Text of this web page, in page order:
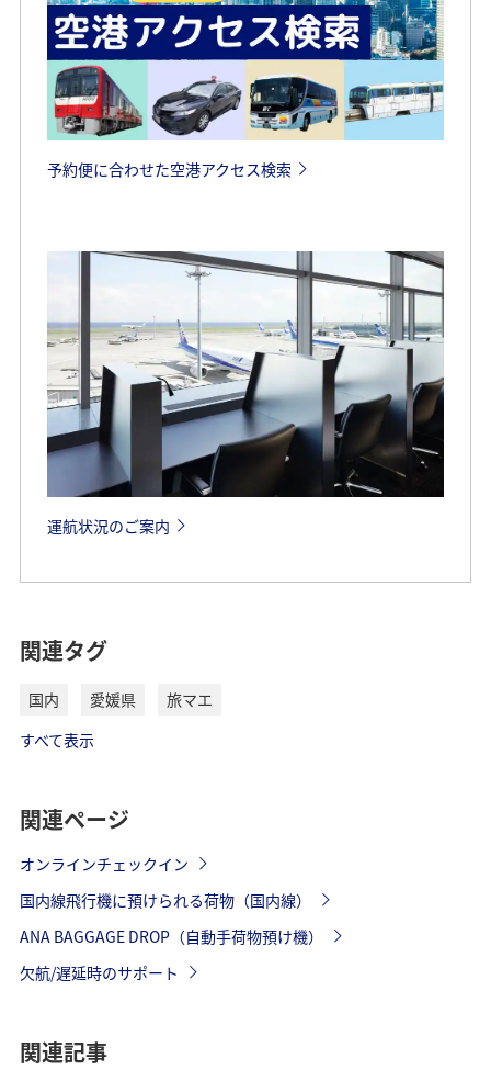
予約便に合わせた空港アクセス検索
運航状況のご案内
関連タグ
国内 愛媛県
旅マエ
すべて表示
関連ページ
オンラインチェックイン
国内線飛行機に預けられる荷物（国内線）
ANA BAGGAGE DROP（自動手荷物預け機）
欠航/遅延時のサポート
関連記事